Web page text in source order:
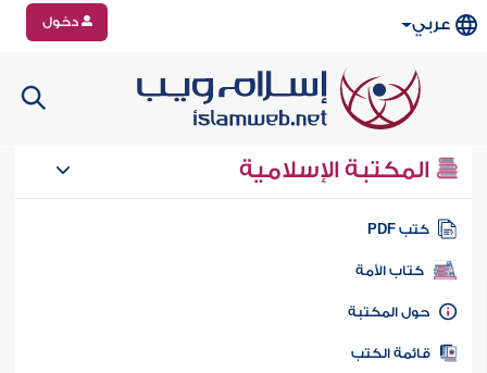
عربي دخول
المكتبة الإسلامية
كتب PDF
كتاب الأمة
المكتبة